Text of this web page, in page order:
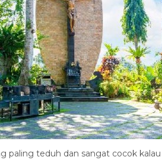
paling teduh dan sangat cocok
Promo